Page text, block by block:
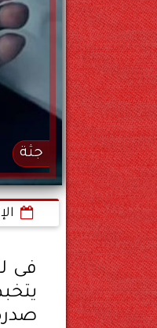
جثة
فى